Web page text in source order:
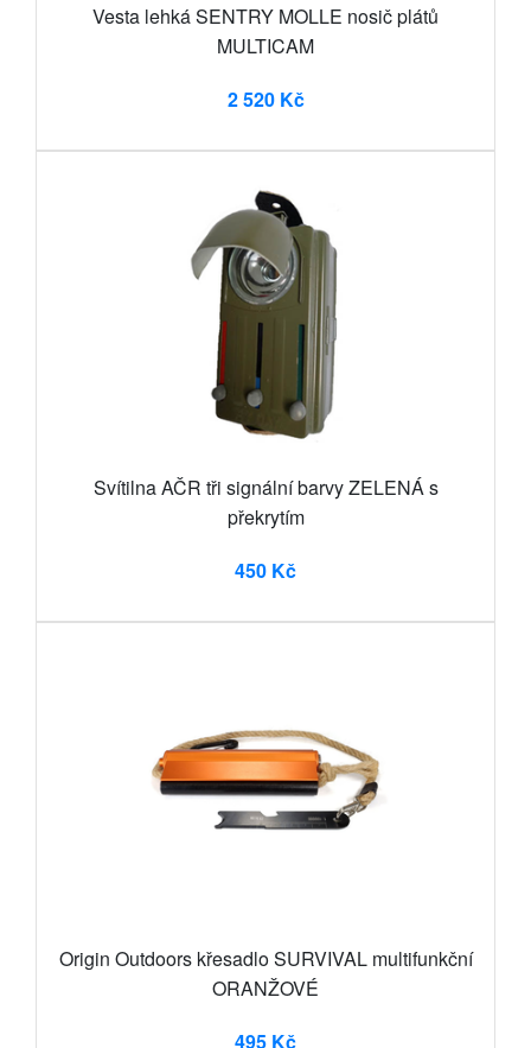
Vesta lehká SENTRY MOLLE nosič plátů
MULTICAM
2 520 Kč
Svítilna AČR tři signální barvy ZELENÁ s
překrytím
450 Kč
Origin Outdoors křesadlo SURVIVAL multifunkční
ORANŽOVÉ
495 Kč